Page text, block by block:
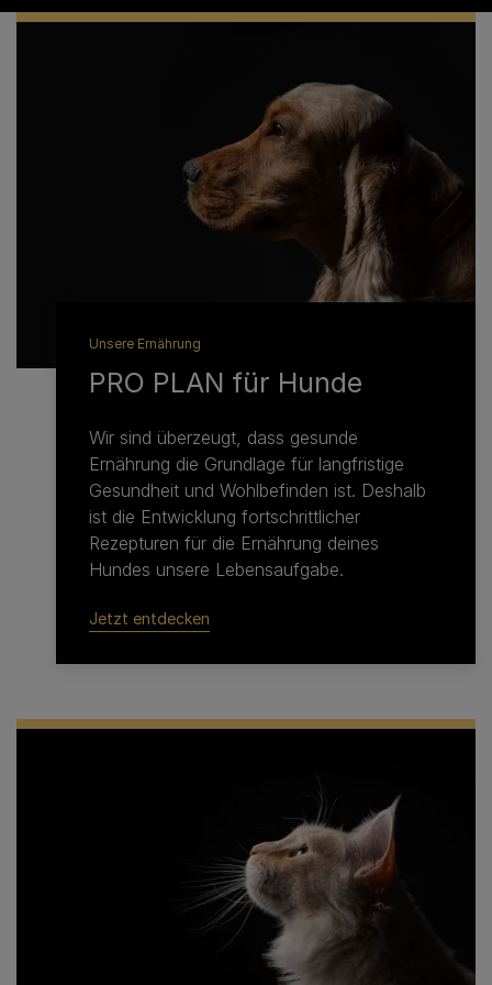
Unsere Ernährung
PRO PLAN für Hunde
Wir sind überzeugt, dass gesunde
Ernährung die Grundlage für langfristige
Gesundheit und Wohlbefinden ist. Deshalb
ist die Entwicklung fortschrittlicher
Rezepturen für die Ernährung deines
Hundes unsere Lebensaufgabe.
Jetzt entdecken